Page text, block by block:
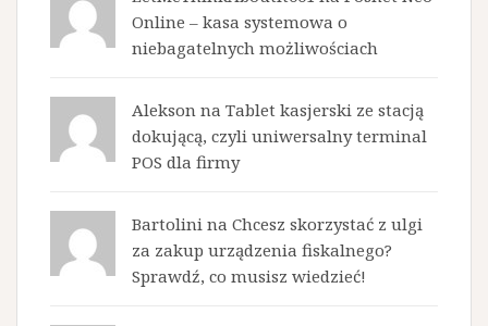
Online – kasa systemowa o
niebagatelnych możliwościach
Alekson na Tablet kasjerski ze stacją
dokującą, czyli uniwersalny terminal
POS dla firmy
Bartolini na Chcesz skorzystać z ulgi
za zakup urządzenia fiskalnego?
Sprawdź, co musisz wiedzieć!